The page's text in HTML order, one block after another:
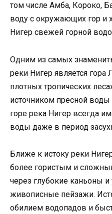
том числе Амба, Короко,
воду с окружающих гор и
Нигер свежей горной
Одним из самых
реки Нигер является гора
плотных тропических
источником пресной воды
горе река Нигер всегда
воды даже в период
Ближе к истоку реки
более гористым и
через глубокие каньоны
живописные пейзажи.
обилием водопадов и